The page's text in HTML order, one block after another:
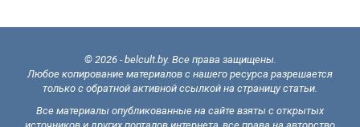
© 2026 - belcult.by. Все права защищены.
Любое копирование материалов с нашего ресурса разрешается
только с обратной активной ссылкой на страницу статьи.
Все материалы опубликованные на сайте взяты с открытых